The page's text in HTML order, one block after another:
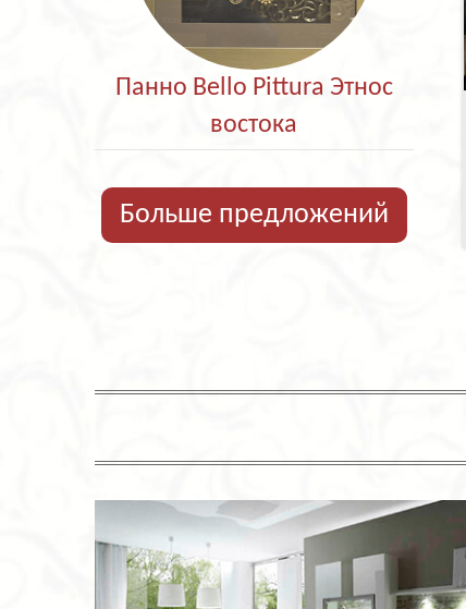
Панно Bello Pittura Этнос
востока
Больше предложений